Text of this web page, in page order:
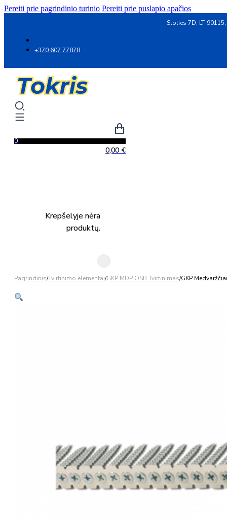
Pereiti prie pagrindinio turinio Pereiti prie puslapio apačios
Stoties 7D, LT-
+370 607 77878
0
0,00 €
Krepšelyje nėra
produktų.
Pagrindinis/Tvirtinimo elementai/GKP MDP OSB Tvirtinimas/GKP